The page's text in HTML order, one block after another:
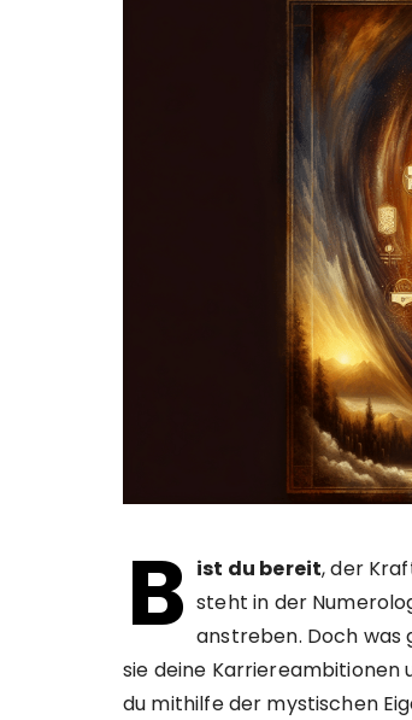
B ist du bereit, der
steht in der
anstreben. Doch was
sie deine Karriereambitionen
du mithilfe der mystischen